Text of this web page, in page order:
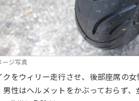
ージ写真
をウィリー走行させ、後部座席の
性はヘルメットをかぶっておらず